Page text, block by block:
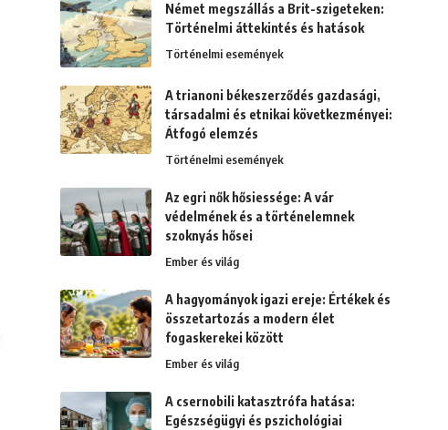
Német megszállás a Brit-szigeteken:
Történelmi áttekintés és hatások
Történelmi események
A trianoni békeszerződés gazdasági,
társadalmi és etnikai következményei:
Átfogó elemzés
Történelmi események
Az egri nők hősiessége: A vár
védelmének és a történelemnek
szoknyás hősei
Ember és világ
A hagyományok igazi ereje: Értékek és
összetartozás a modern élet
fogaskerekei között
Ember és világ
A csernobili katasztrófa hatása:
Egészségügyi és pszichológiai